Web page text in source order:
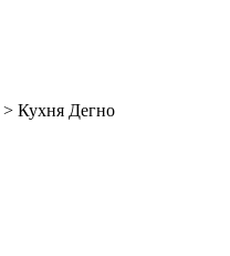
> Кухня Дегно